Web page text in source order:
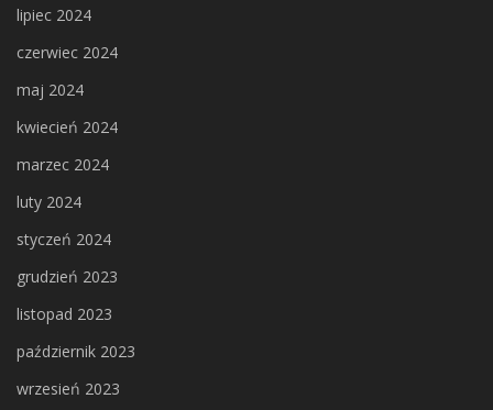
lipiec 2024
czerwiec 2024
maj 2024
kwiecień 2024
marzec 2024
luty 2024
styczeń 2024
grudzień 2023
listopad 2023
październik 2023
wrzesień 2023